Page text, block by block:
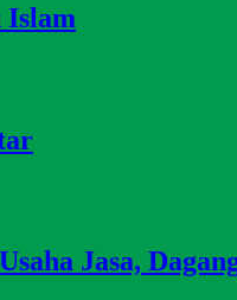
Islam
Jasa,